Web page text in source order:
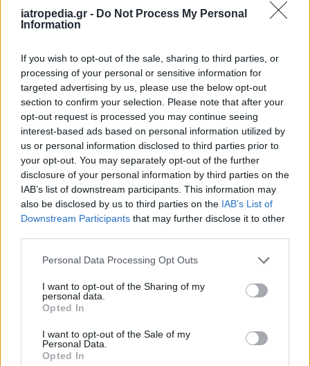
iatropedia.gr - Do Not Process My Personal
Information
If you wish to opt-out of the sale, sharing to third parties, or
processing of your personal or sensitive information for
targeted advertising by us, please use the below opt-out
section to confirm your selection. Please note that after your
opt-out request is processed you may continue seeing
interest-based ads based on personal information utilized by
us or personal information disclosed to third parties prior to
your opt-out. You may separately opt-out of the further
disclosure of your personal information by third parties on the
IAB’s list of downstream participants. This information may
also be disclosed by us to third parties on the IAB’s List of
Downstream Participants that may further disclose it to other
Personal Data Processing Opt Outs
I want to opt-out of the Sharing of my
personal data.
Opted In
I want to opt-out of the Sale of my
Personal Data.
Opted In
ασθενείς δεν προσφέρονται να δώσουν τις
σχετικές πληροφορίες» λέει χαρακτηριστικά.
Facebook
Twitter
ΜΥΙΚΟΣ ΠΟΝΟΣ
ΟΣΦΥΑΛΓΙΑ,ΠΟΝΟΚΕΦΑΛΟΣ ,ΠΟΝΟΣ ΣΤΙΣ
ΑΡΘΡΩΣΕΙΣ,
ΠΟΝΟΣ